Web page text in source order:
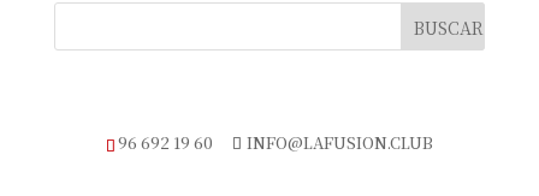
96 692 19 60 INFO@LAFUSION.CLUB